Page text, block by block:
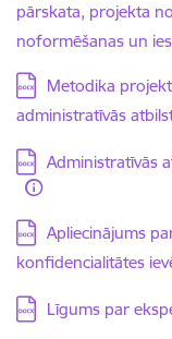
pārskata, projekta
noformēšanas un
Lejupielādēt:
Metodika
administratīvās
Lejupielādēt:
Administratīvās
Lejupielādēt:
Apliecinājums
konfidencialitātes
Lejupielādēt:
Līgums par